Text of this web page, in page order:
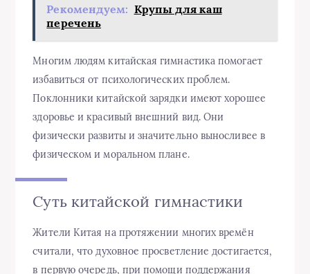
Рекомендуем: Крупы для каш
перечень
Многим людям китайская гимнастика помогает
избавиться от психологических проблем.
Поклонники китайской зарядки имеют хорошее
здоровье и красивый внешний вид. Они
физически развиты и значительно выносливее в
физическом и моральном плане.
Суть китайской гимнастики
Жители Китая на протяжении многих времён
считали, что духовное просветление достигается,
в первую очередь, при помощи поддержания